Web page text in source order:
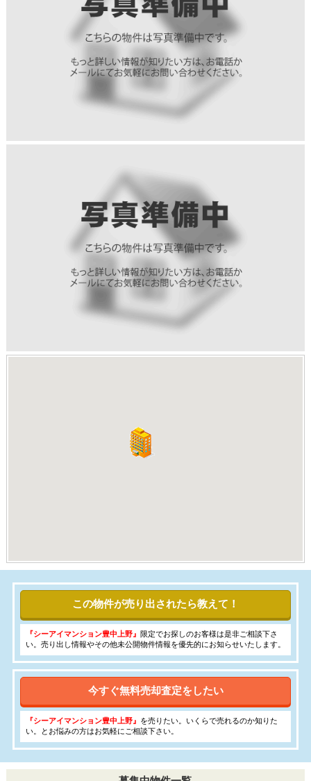
この物件が売り出されたら教えて！
『シーアイマンション豊中上野』
限定でお探しのお客様は是非ご相談下さ
い。売り出し情報やその他未公開物件情報を優先的にお知らせいたします。
今すぐ無料売却査定をしたい
『シーアイマンション豊中上野』 を売りたい。いくらで売れるのか知りた
い。とお悩みの方はお気軽にご相談下さい。